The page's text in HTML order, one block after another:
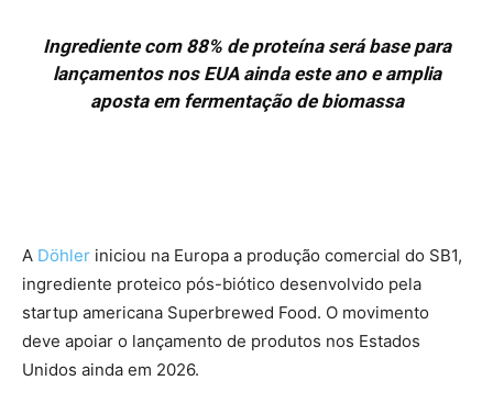
Ingrediente com 88% de proteína será base para
lançamentos nos EUA ainda este ano e amplia
aposta em fermentação de biomassa
A Döhler iniciou na Europa a produção comercial do SB1,
ingrediente proteico pós-biótico desenvolvido pela
startup americana Superbrewed Food. O movimento
deve apoiar o lançamento de produtos nos Estados
Unidos ainda em 2026.